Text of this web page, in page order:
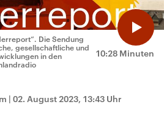
10:28 Minuten
Die Sendung
gesellschaftliche und
in den
| 02. August 2023, 13:43 Uhr